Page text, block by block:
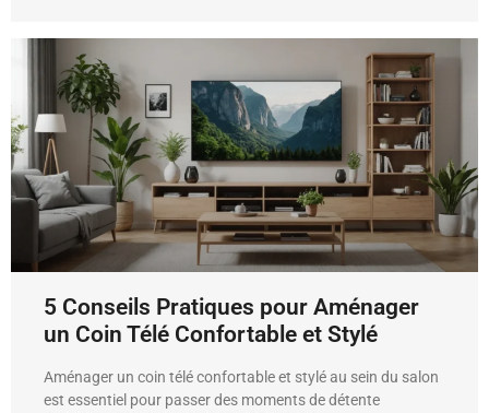
5 Conseils Pratiques pour Aménager
un Coin Télé Confortable et Stylé
Aménager un coin télé confortable et stylé au sein du salon
est essentiel pour passer des moments de détente